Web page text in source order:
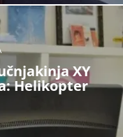
XY
Helikopter